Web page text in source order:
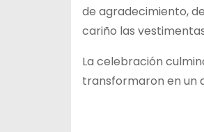
de agradecimiento,
cariño las
La celebración
transformaron en un